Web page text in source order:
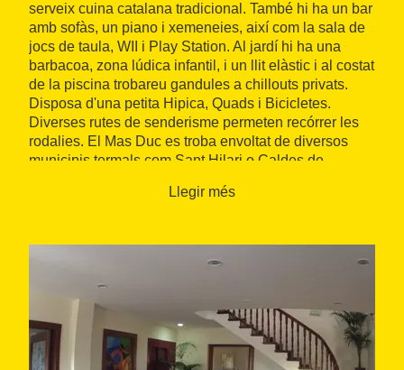
serveix cuina catalana tradicional. També hi ha un bar
amb sofàs, un piano i xemeneies, així com la sala de
jocs de taula, WII i Play Station. Al jardí hi ha una
barbacoa, zona lúdica infantil, i un llit elàstic i al costat
de la piscina trobareu gandules a chillouts privats.
Disposa d'una petita Hipica, Quads i Bicicletes.
Diverses rutes de senderisme permeten recórrer les
rodalies. El Mas Duc es troba envoltat de diversos
municipis termals com Sant Hilari o Caldes de
Magma. Així mateix, és a 15 minuts amb cotxe de
Llegir més